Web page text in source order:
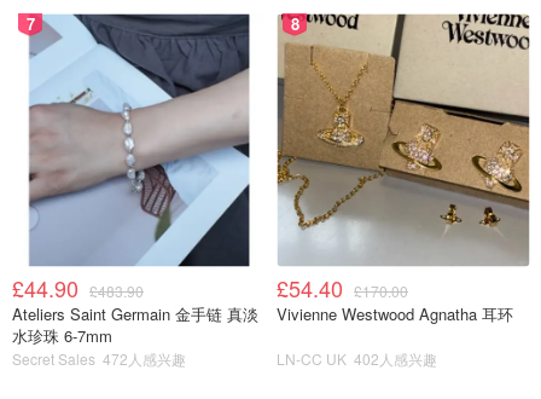
7
£44.90 £483.90
Ateliers Saint Germain 金手链 真淡
水珍珠 6-7mm
Secret Sales 472人感兴趣
8
£54.40 £170.00
Vivienne Westwood Agnatha 耳环
LN-CC UK 402人感兴趣